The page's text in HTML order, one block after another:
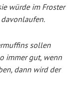
würde im Froster
sollen
immer gut, wenn
dann wird der